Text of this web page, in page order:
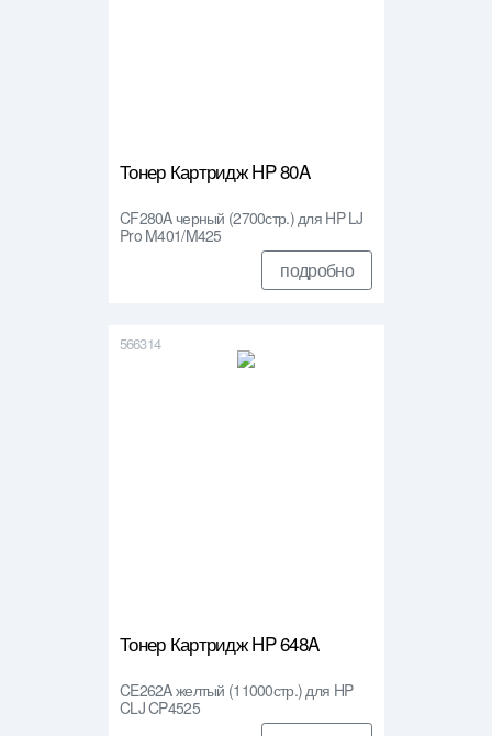
Тонер Картридж HP 80A
CF280A черный (2700стр.) для HP LJ
Pro M401/M425
подробно
566314
Тонер Картридж HP 648A
CE262A желтый (11000стр.) для HP
CLJ CP4525